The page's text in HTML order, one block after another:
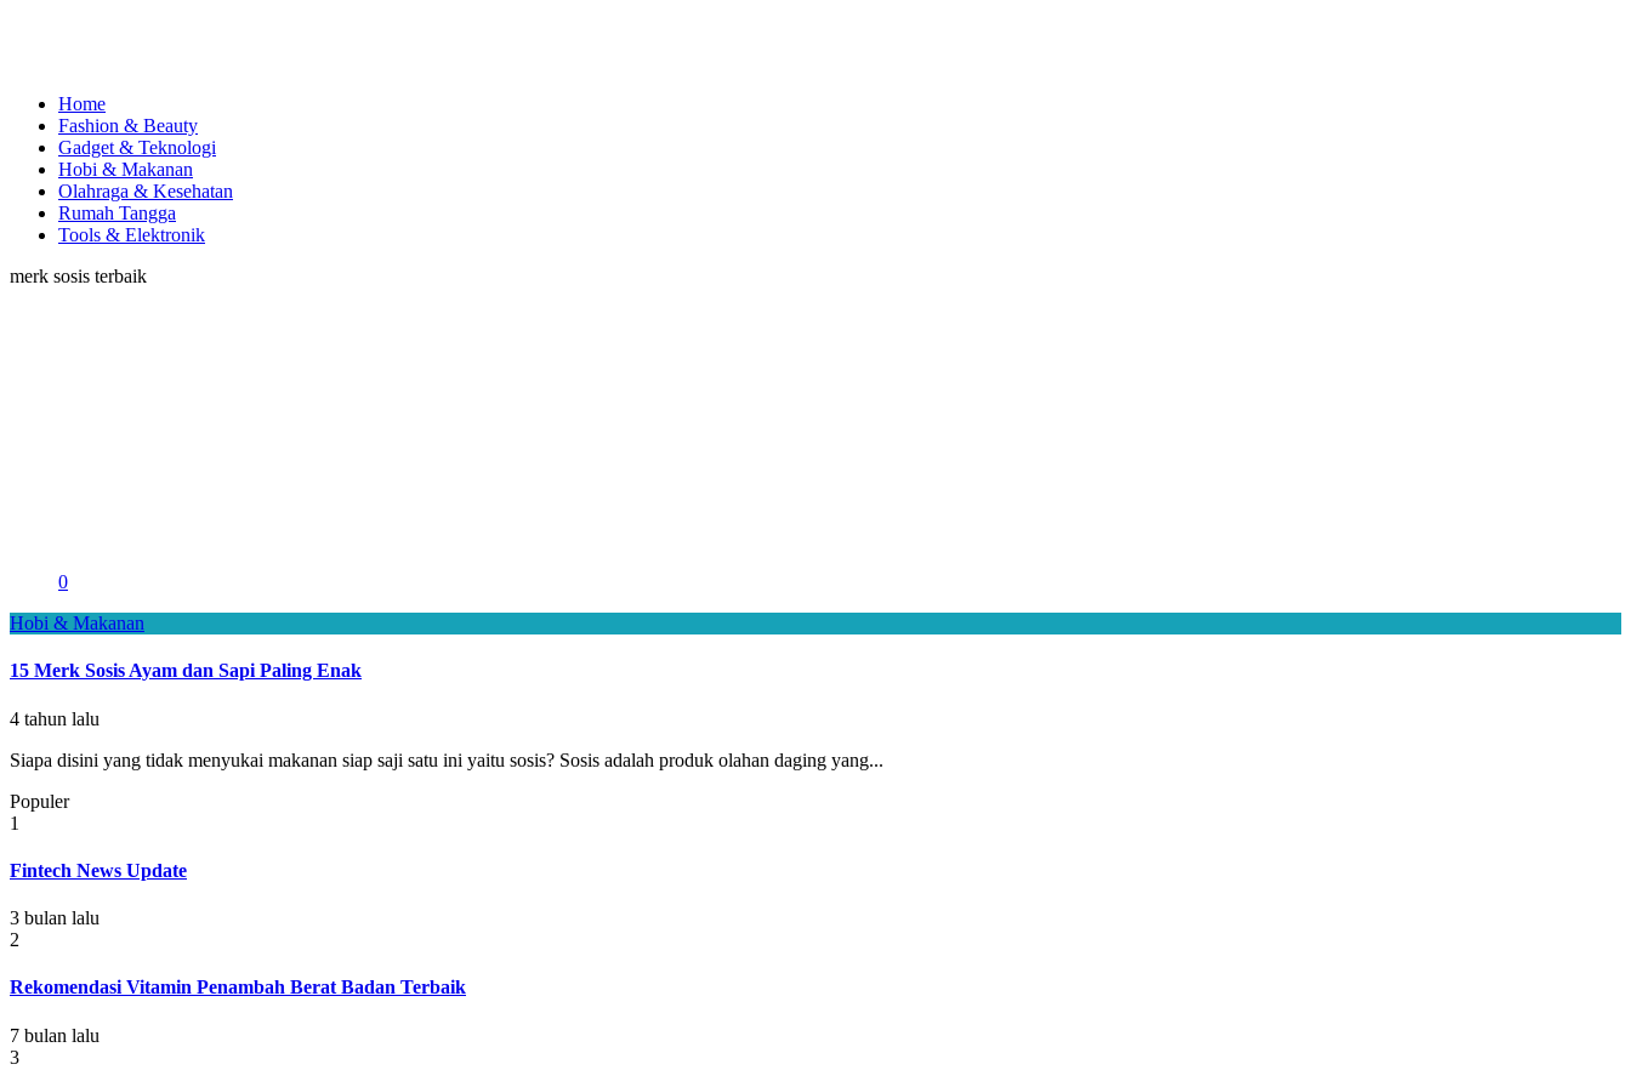
Home
Fashion & Beauty
Gadget & Teknologi
Hobi & Makanan
Olahraga & Kesehatan
Rumah Tangga
Tools & Elektronik
merk sosis terbaik
0
Hobi & Makanan
15 Merk Sosis Ayam dan Sapi Paling Enak
4 tahun lalu
Siapa disini yang tidak menyukai makanan siap saji satu ini yaitu sosis? Sosis adalah produk olahan daging yang...
Populer
1
Fintech News Update
3 bulan lalu
2
Rekomendasi Vitamin Penambah Berat Badan Terbaik
7 bulan lalu
3